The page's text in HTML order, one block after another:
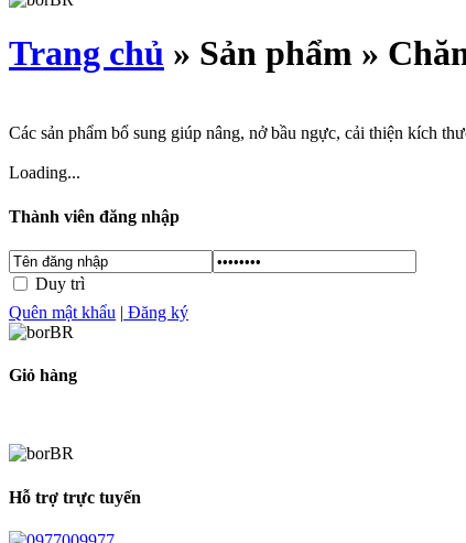
Trang chủ » Sản phẩm »
Các sản phẩm bổ sung giúp nâng, nở bầu ngực, cải thiện kích
Loading...
Thành viên đăng nhập
Duy trì
Quên mật khẩu | Đăng ký
Giỏ hàng
Hỗ trợ trực tuyến